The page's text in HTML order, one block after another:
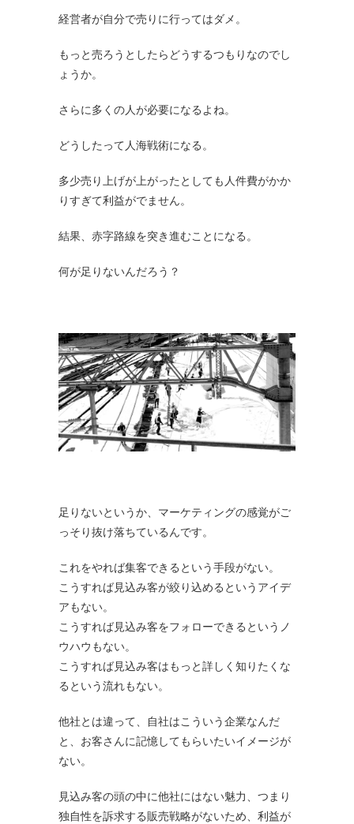
経営者が自分で売りに行ってはダメ。
もっと売ろうとしたらどうするつもりなのでし
ょうか。
さらに多くの人が必要になるよね。
どうしたって人海戦術になる。
多少売り上げが上がったとしても人件費がかか
りすぎて利益がでません。
結果、赤字路線を突き進むことになる。
何が足りないんだろう？
足りないというか、マーケティングの感覚がご
っそり抜け落ちているんです。
これをやれば集客できるという手段がない。
こうすれば見込み客が絞り込めるというアイデ
アもない。
こうすれば見込み客をフォローできるというノ
ウハウもない。
こうすれば見込み客はもっと詳しく知りたくな
るという流れもない。
他社とは違って、自社はこういう企業なんだ
と、お客さんに記憶してもらいたいイメージが
ない。
見込み客の頭の中に他社にはない魅力、つまり
独自性を訴求する販売戦略がないため、利益が